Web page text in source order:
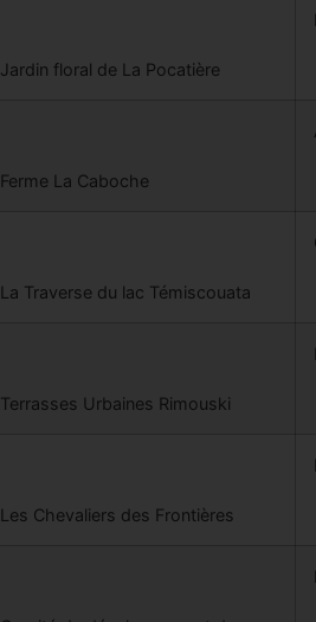
Jardin floral de La Pocatière
Ferme La Caboche
La Traverse du lac Témiscouata
Terrasses Urbaines Rimouski
Les Chevaliers des Frontières